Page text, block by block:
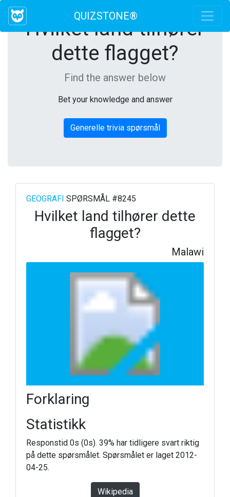
QUIZSTONE®
Hvilket land tilhører
dette flagget?
Find the answer below
Bet your knowledge and answer
Generelle trivia spørsmål
GEOGRAFI SPØRSMÅL #8245
Hvilket land tilhører dette
flagget?
Malawi
Forklaring
Statistikk
Responstid 0s (0s). 39% har tidligere svart riktig
på dette spørsmålet. Spørsmålet er laget 2012-
04-25.
Wikipedia